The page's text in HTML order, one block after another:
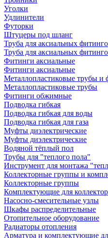
Уголки
Удлинители
Футорки
Штуцеры под шланг
Труба для аксиальных
Труба для аксиальных
Фитинги аксиальные
Фитинги аксиальные
Металлопластиковые трубы и
Металлопластиковые трубы
Фитинги обжимные
Подводка гибкая
Подводка гибкая для воды
Подводка гибкая для газа
Муфты диэлектрические
Муфты диэлектрические
Водяной тёплый пол
Трубы для "теплого пола"
Инструмент для монтажа
Коллекторные группы и
Коллекторные группы
Комплектующие для
Насосно-смесительные узлы
Шкафы распределительные
Отопительное оборудование
Радиаторы отопления
Арматура и комплектующие